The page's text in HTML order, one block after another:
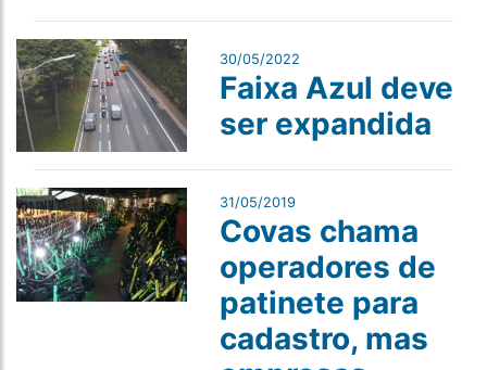
30/05/2022
Faixa Azul deve
ser expandida
31/05/2019
Covas chama
operadores de
patinete para
cadastro, mas